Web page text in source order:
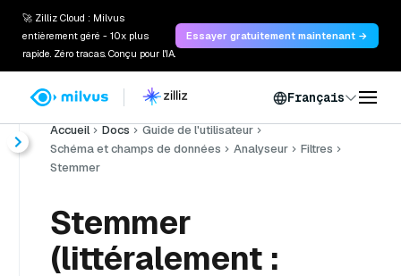
🚀 Zilliz Cloud : Milvus
entièrement géré - 10x plus
rapide. Zéro tracas. Conçu pour l'IA.
Essayer gratuitement maintenant →
Français
Accueil Docs
Guide de l'utilisateur
Schéma et champs de données
Analyseur
Filtres
Stemmer
Stemmer
(littéralement :